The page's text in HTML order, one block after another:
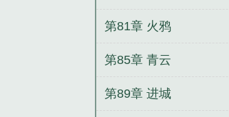
第81章 火鸦
第85章 青云
第89章 进城